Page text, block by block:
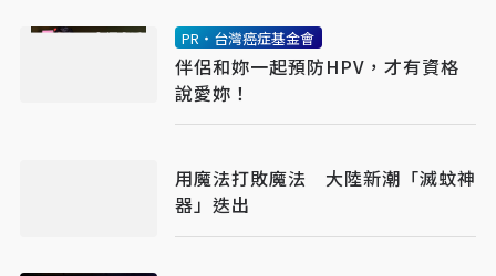
PR・台灣癌症基金會
伴侶和妳一起預防HPV，才有資格
說愛妳！
用魔法打敗魔法 大陸新潮「滅蚊神
器」迭出